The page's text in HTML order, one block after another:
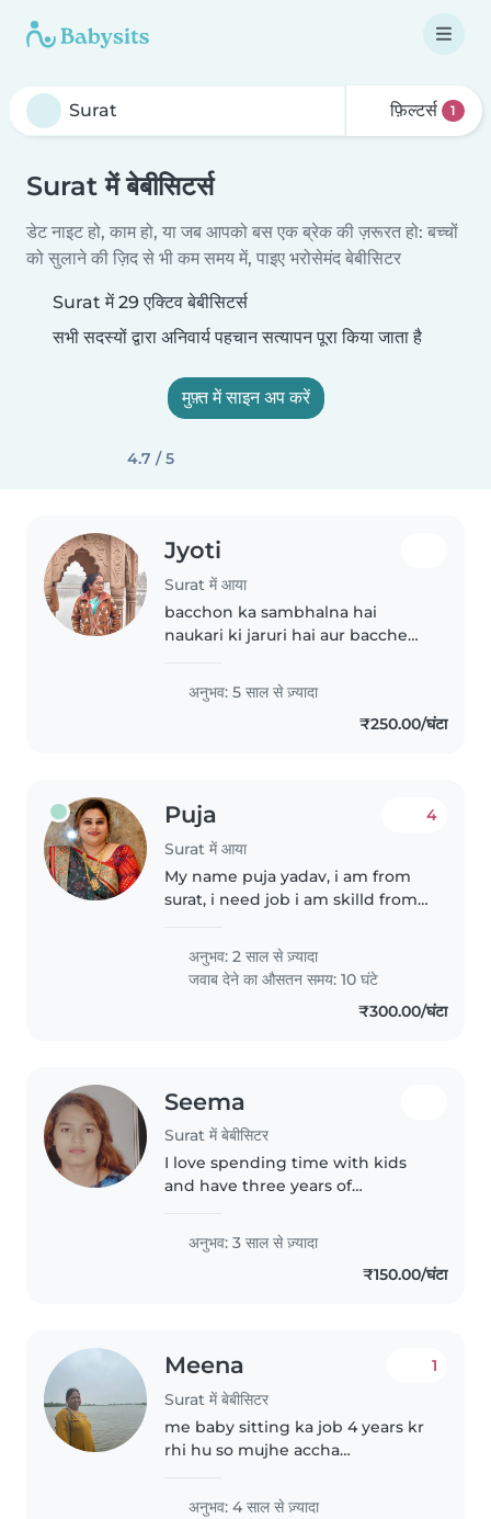
फ़िल्टर्स 1
Surat में बेबीसिटर्स
डेट नाइट हो, काम हो, या जब आपको बस एक ब्रेक की ज़रूरत हो: बच्चों
को सुलाने की ज़िद से भी कम समय में, पाइए भरोसेमंद बेबीसिटर
Surat में 29 एक्टिव बेबीसिटर्स
सभी सदस्यों द्वारा अनिवार्य पहचान सत्यापन पूरा किया जाता है
मुफ़्त में साइन अप करें
4.7 / 5
Jyoti
Surat में आया
bacchon ka sambhalna hai
naukari ki jaruri hai aur bacche
acche bhi lagte Hain
अनुभव: 5 साल से ज़्यादा
₹250.00/घंटा
Puja
Surat में आया
4
My name puja yadav, i am from
surat, i need job i am skilld from
अनुभव: 2 साल से ज़्यादा
जवाब देने का औसतन समय: 10 घंटे
₹300.00/घंटा
Seema
Surat में बेबीसिटर
I love spending time with kids
and have three years of
age groups. I offer fun activities
like drawing, music and games,
and am comfortable with
अनुभव: 3 साल से ज़्यादा
₹150.00/घंटा
Meena
Surat में बेबीसिटर
1
me baby sitting ka job 4 years kr
rhi hu so mujhe accha
अनुभव: 4 साल से ज़्यादा